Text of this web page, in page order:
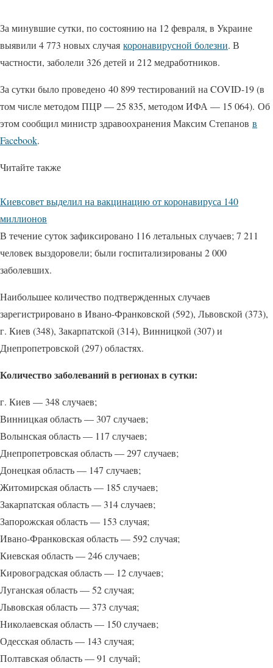
За минувшие сутки, по состоянию на 12 февраля, в Украине
выявили 4 773 новых случая коронавирусной болезни. В
частности, заболели 326 детей и 212 медработников.
За сутки было проведено 40 899 тестирований на COVID-19 (в
том числе методом ПЦР — 25 835, методом ИФА — 15 064). Об
этом сообщил министр здравоохранения Максим Степанов в
Facebook.
Читайте также
Киевсовет выделил на вакцинацию от коронавируса 140
миллионов
В течение суток зафиксировано 116 летальных случаев; 7 211
человек выздоровели; были госпитализированы 2 000
заболевших.
Наибольшее количество подтвержденных случаев
зарегистрировано в Ивано-Франковской (592), Львовской (373),
г. Киев (348), Закарпатской (314), Винницкой (307) и
Днепропетровской (297) областях.
Количество заболеваний в регионах в сутки:
г. Киев — 348 случаев;
Винницкая область — 307 случаев;
Волынская область — 117 случаев;
Днепропетровская область — 297 случаев;
Донецкая область — 147 случаев;
Житомирская область — 185 случаев;
Закарпатская область — 314 случаев;
Запорожская область — 153 случая;
Ивано-Франковская область — 592 случая;
Киевская область — 246 случаев;
Кировоградская область — 12 случаев;
Луганская область — 52 случая;
Львовская область — 373 случая;
Николаевская область — 150 случаев;
Одесская область — 143 случая;
Полтавская область — 91 случай;